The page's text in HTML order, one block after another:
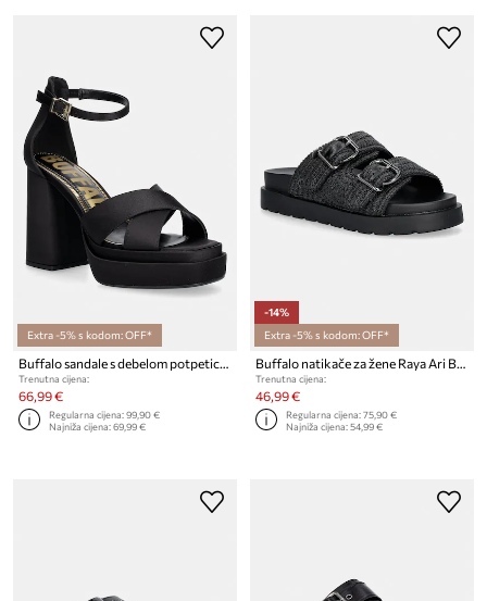
Extra -5% s kodom: OFF*
Trenutna cijena:
66,99 €
Regularna cijena:99,90 €
Najniža cijena:69,99 €
-14%
Extra -5% s kodom: OFF*
Trenutna cijena:
46,99 €
Regularna cijena:75,90 €
Najniža cijena:54,99 €